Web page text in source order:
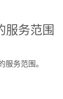
服务范围
服务范围。